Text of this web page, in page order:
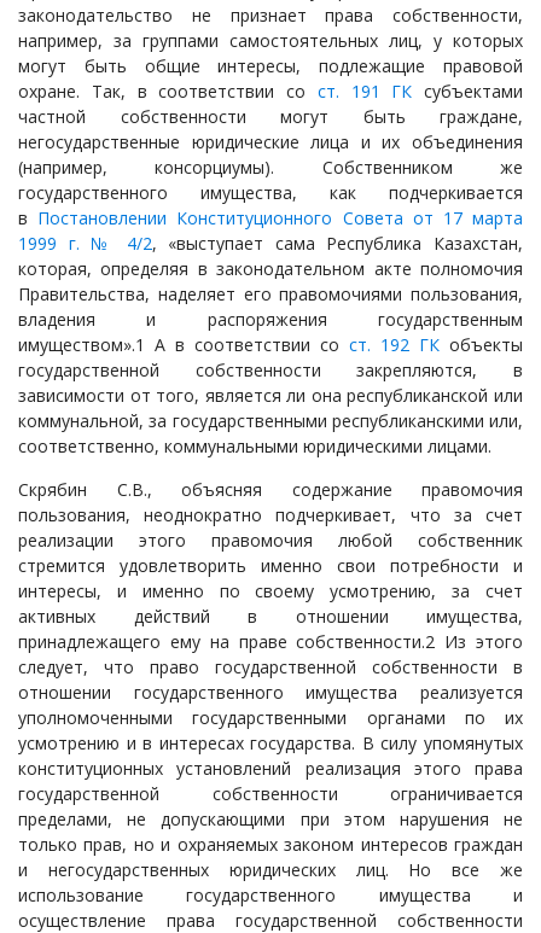
законодательство не признает права собственности,
например, за группами самостоятельных лиц, у которых
могут быть общие интересы, подлежащие правовой
охране. Так, в соответствии со ст. 191 ГК субъектами
частной собственности могут быть граждане,
негосударственные юридические лица и их объединения
(например, консорциумы). Собственником же
государственного имущества, как подчеркивается
в Постановлении Конституционного Совета от 17 марта
1999 г. № 4/2, «выступает сама Республика Казахстан,
которая, определяя в законодательном акте полномочия
Правительства, наделяет его правомочиями пользования,
владения и распоряжения государственным
имуществом».1 А в соответствии со ст. 192 ГК объекты
государственной собственности закрепляются, в
зависимости от того, является ли она республиканской или
коммунальной, за государственными республиканскими или,
соответственно, коммунальными юридическими лицами.
Скрябин С.В., объясняя содержание правомочия
пользования, неоднократно подчеркивает, что за счет
реализации этого правомочия любой собственник
стремится удовлетворить именно свои потребности и
интересы, и именно по своему усмотрению, за счет
активных действий в отношении имущества,
принадлежащего ему на праве собственности.2 Из этого
следует, что право государственной собственности в
отношении государственного имущества реализуется
уполномоченными государственными органами по их
усмотрению и в интересах государства. В силу упомянутых
конституционных установлений реализация этого права
государственной собственности ограничивается
пределами, не допускающими при этом нарушения не
только прав, но и охраняемых законом интересов граждан
и негосударственных юридических лиц. Но все же
использование государственного имущества и
осуществление права государственной собственности